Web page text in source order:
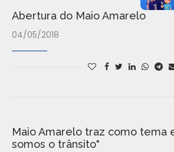
Abertura do Maio Amarelo
04/05/2018
Maio Amarelo traz como tema
somos o trânsito"